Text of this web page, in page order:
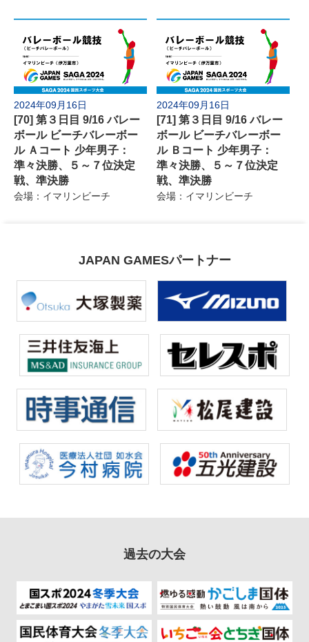
2024年09月16日
[70] 第３日目 9/16 バレー
ボール ビーチバレーボー
ル Ａコート 少年男子：
準々決勝、５～７位決定
戦、準決勝
会場：イマリンビーチ
2024年09月16日
[71] 第３日目 9/16 バレー
ボール ビーチバレーボー
ル Ｂコート 少年男子：
準々決勝、５～７位決定
戦、準決勝
会場：イマリンビーチ
JAPAN GAMESパートナー
過去の大会